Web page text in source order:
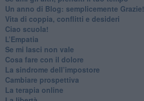
​Un anno di Blog: semplicemente Grazie!
​Vita di coppia, conflitti e desideri
​Ciao scuola!
​L’Empatia
​Se mi lasci non vale
Cosa fare con il dolore
​La sindrome dell’impostore
​Cambiare prospettiva
La terapia online